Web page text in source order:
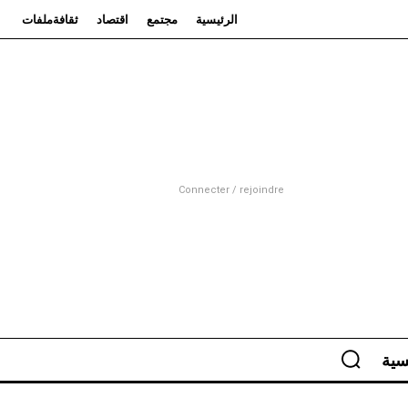
الرئيسية مجتمع اقتصاد ثقافةملفات
Connecter / rejoindre